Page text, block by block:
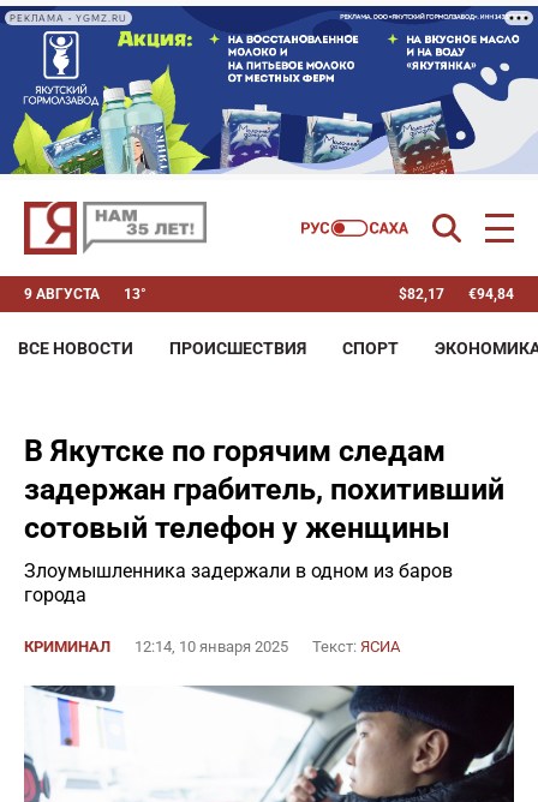
РЕКЛАМА • YGMZ.RU
9 АВГУСТА 13° $82,17 €94,84
ВСЕ НОВОСТИ ПРОИСШЕСТВИЯ СПОРТ
В Якутске по горячим следам
задержан грабитель, похитивший
сотовый телефон у женщины
Злоумышленника задержали в одном из баров
города
КРИМИНАЛ 12:14, 10 января 2025 Текст: ЯСИА